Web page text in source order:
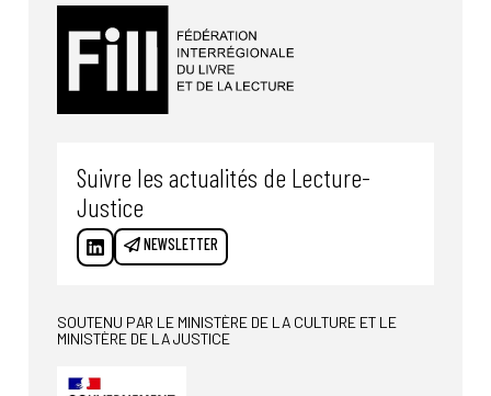
Suivre les actualités de Lecture-
Justice
NEWSLETTER
SOUTENU PAR LE MINISTÈRE DE LA CULTURE ET LE
MINISTÈRE DE LA JUSTICE